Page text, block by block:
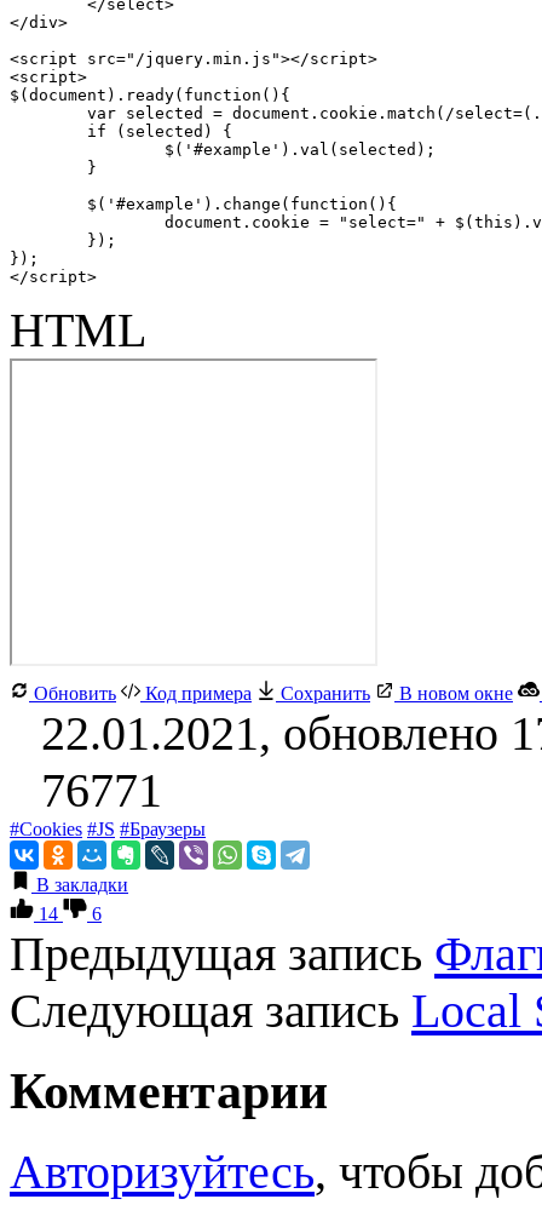
</div>
<script src="/jquery.min.js"></script>
<script>
$(document).ready(function(){
});
</script>
HTML
Обновить Код примера Сохранить В новом окне
22.01.2021, обновлено
76771
#Cookies #JS #Браузеры
В закладки
14
6
Предыдущая запись
Следующая запись Local
Комментарии
Авторизуйтесь, чтобы